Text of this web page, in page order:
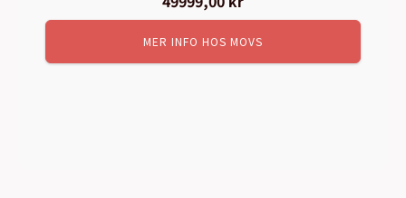
MER INFO HOS MOVS